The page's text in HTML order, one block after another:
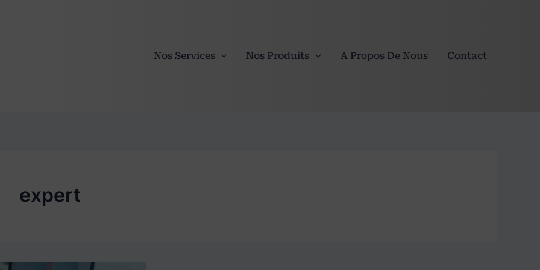
Nos Services Nos Produits A Propos De Nous Contact
expert